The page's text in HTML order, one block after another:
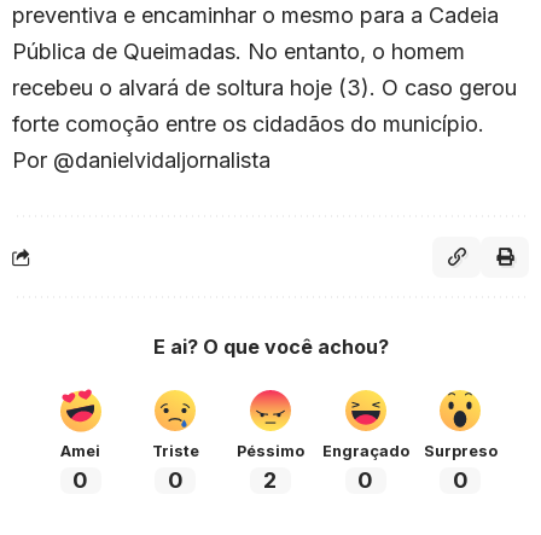
preventiva e encaminhar o mesmo para a Cadeia
Pública de Queimadas. No entanto, o homem
recebeu o alvará de soltura hoje (3). O caso gerou
forte comoção entre os cidadãos do município.
Por @danielvidaljornalista
E ai? O que você achou?
Amei
0
Triste
0
Péssimo
2
Engraçado
0
Surpreso
0